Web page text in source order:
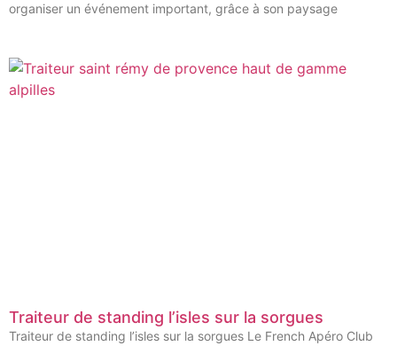
organiser un événement important, grâce à son paysage
Traiteur de standing l’isles sur la sorgues
Traiteur de standing l’isles sur la sorgues Le French Apéro Club